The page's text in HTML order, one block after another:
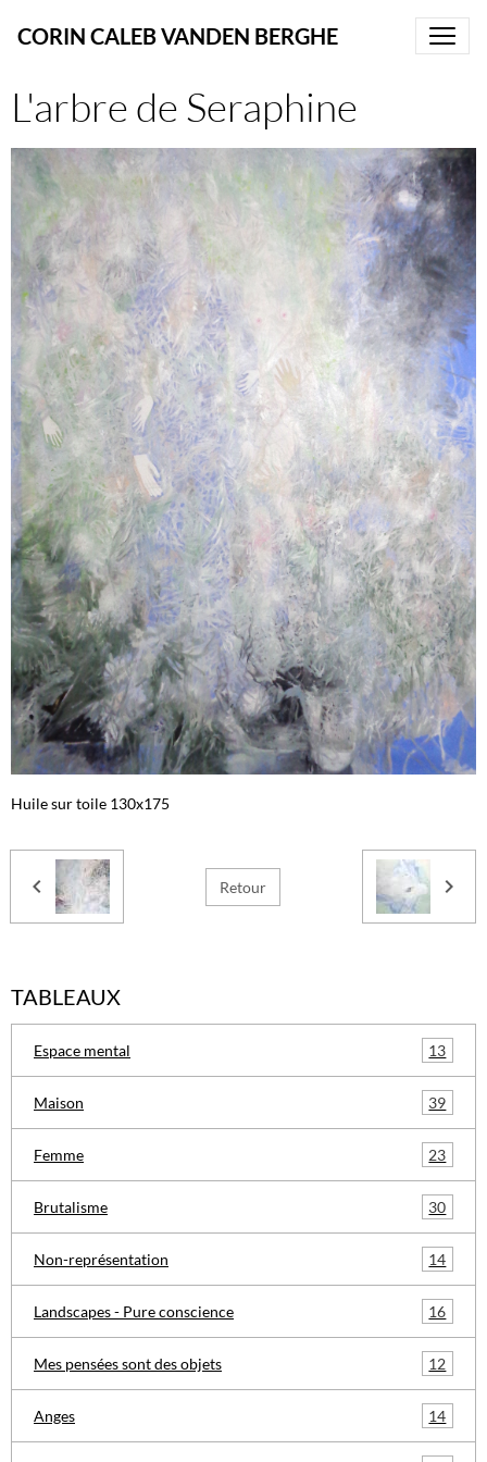
CORIN CALEB VANDEN BERGHE
L'arbre de Seraphine
Huile sur toile 130x175
Retour
TABLEAUX
Espace mental 13
Maison 39
Femme 23
Brutalisme 30
Non-représentation 14
Landscapes - Pure conscience 16
Mes pensées sont des objets 12
Anges 14